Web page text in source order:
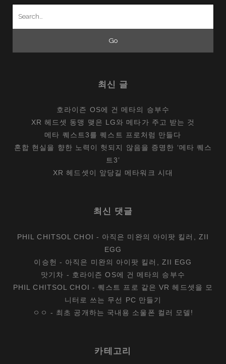
최신 글
호라이즌 OS에 건 메타의 승부수
XR 헤드셋 동맹 맺은 LG와 메타가 주고 받는 것
메타 퀘스트3를 퀘스트 프로처럼 만들다
혼합 현실을 향한 노력이 헛되지 않음을 증명한 ‘메타 퀘스
트3’
XR 헤드셋이 앞당길 메타워크 시대
최신 댓글
PHIL CHITSOL CHOI - 아직은 미완의 아이팟 킬러, ZII
EGG
이승헌 - 아직은 미완의 아이팟 킬러, ZII EGG
맛기차 - 호라이즌 OS에 건 메타의 승부수
PHIL CHITSOL CHOI -퀘스트 프로 같은 VR 헤드셋을 모
니터로 쓰는 무선 PC 만들기
ㅇㅇ - 최초 공개하는 국내용 소울폰 컬러 모델!
카테고리